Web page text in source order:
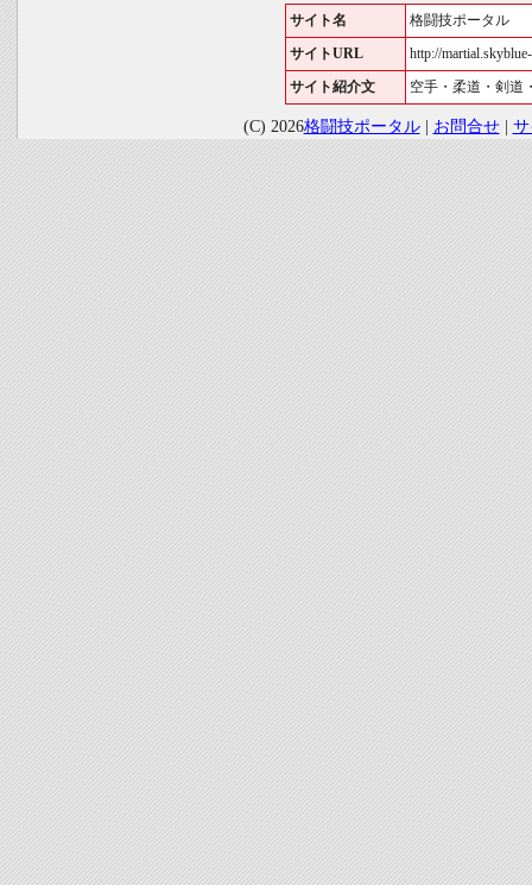
サイト名 格闘技ポータル
サイトURL http://
サイト紹介文 空手・柔道・剣道
(C) 2026格闘技ポータル| お問合せ|